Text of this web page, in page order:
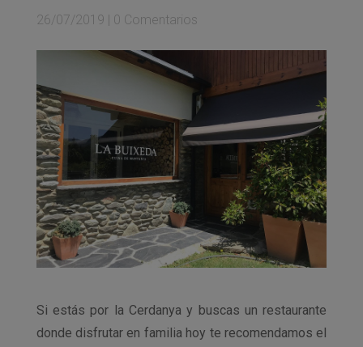
26/07/2019 0 Comentarios
Si estás por la Cerdanya y buscas un restaurante
donde disfrutar en familia hoy te recomendamos el